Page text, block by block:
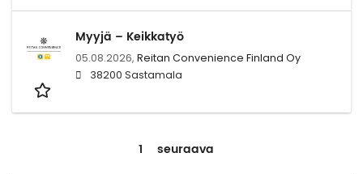
Myyjä – Keikkatyö
05.08.2026, Reitan Convenience Finland Oy
38200 Sastamala
1 seuraava